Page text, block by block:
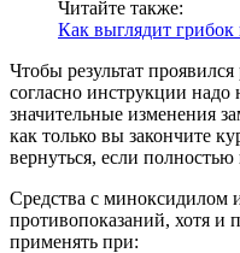
Читайте также:
Как выглядит
Чтобы результат
согласно инструкции надо
значительные изменения
как только вы закончите
вернуться, если
Средства с миноксидилом
противопоказаний, хотя и
применять при: